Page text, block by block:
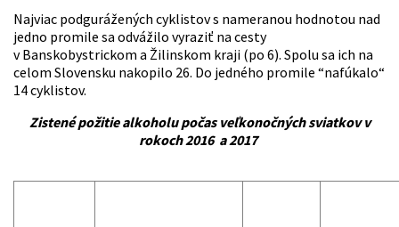
Najviac podgurážených cyklistov s nameranou hodnotou nad
jedno promile sa odvážilo vyraziť na cesty
v Banskobystrickom a Žilinskom kraji (po 6). Spolu sa ich na
celom Slovensku nakopilo 26. Do jedného promile “nafúkalo“
14 cyklistov.
Zistené požitie alkoholu počas veľkonočných sviatkov v
rokoch 2016 a 2017